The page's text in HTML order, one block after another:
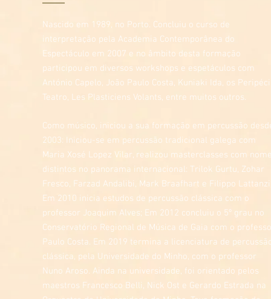
Nascido em 1989, no Porto. Concluiu o curso de
interpretação pela Academia Contemporânea do
Espectáculo em 2007 e no âmbito desta formação
participou em diversos workshops e espetáculos com
António Capelo, João Paulo Costa, Kuniaki Ida, os
Teatro, Les Plasticiens Volants, entre muitos outros.
Como músico, iniciou a sua formação em percussão
2003: Iniciou-se em percussão tradicional galega com
Maria Xosé Lopez Vilar, realizou masterclasses com
distintos no panorama internacional: Trilok Gurtu, Zohar
Fresco, Farzad Andalibi, Mark Braafhart e Filippo
Em 2010 inicia estudos de percussão clássica com o
professor Joaquim Alves; Em 2012 concluiu o 5º grau no
Conservatório Regional de Música de Gaia com o
Paulo Costa. Em 2019 termina a licenciatura de
clássica, pela Universidade do Minho, com o professor
Nuno Aroso. Ainda na universidade, foi orientado pelos
maestros Francesco Belli, Nick Ost e Gerardo Estrada na